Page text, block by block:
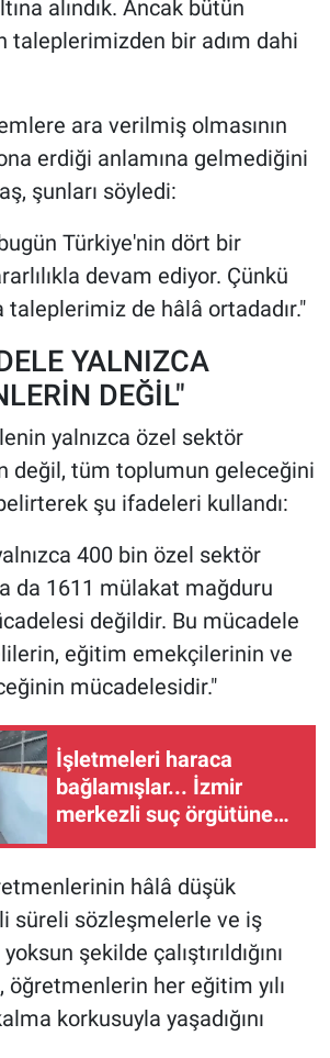
alındık. Ancak bütün
taleplerimizden bir adım dahi
ara verilmiş olmasının
erdiği anlamına gelmediğini
şunları söyledi:
Türkiye'nin dört bir
devam ediyor. Çünkü
taleplerimiz de hâlâ ortadadır."
YALNIZCA
DEĞİL"
yalnızca özel sektör
değil, tüm toplumun geleceğini
şu ifadeleri kullandı:
400 bin özel sektör
da 1611 mülakat mağduru
değildir. Bu mücadele
eğitim emekçilerinin ve
mücadelesidir."
İşletmeleri haraca
bağlamışlar... İzmir
merkezli suç örgütüne
hâlâ düşük
süreli sözleşmelerle ve iş
şekilde çalıştırıldığını
öğretmenlerin her eğitim yılı
korkusuyla yaşadığını